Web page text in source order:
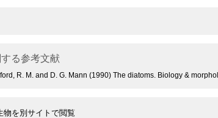
る参考文献
R. M. and D. G. Mann (1990) The diatoms. Biology &
物を別サイトで閲覧